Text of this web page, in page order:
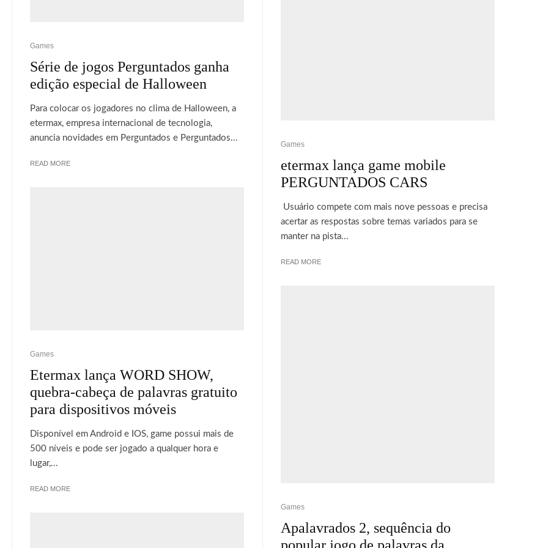
Games
Série de jogos Perguntados ganha
edição especial de Halloween
Para colocar os jogadores no clima de Halloween, a
etermax, empresa internacional de tecnologia,
anuncia novidades em Perguntados e Perguntados...
READ MORE
Games
Etermax lança WORD SHOW,
quebra-cabeça de palavras gratuito
para dispositivos móveis
Disponível em Android e IOS, game possui mais de
500 níveis e pode ser jogado a qualquer hora e
lugar,...
READ MORE
Games
etermax lança game mobile
PERGUNTADOS CARS
Usuário compete com mais nove pessoas e precisa
acertar as respostas sobre temas variados para se
manter na pista...
READ MORE
Games
Apalavrados 2, sequência do
popular jogo de palavras da